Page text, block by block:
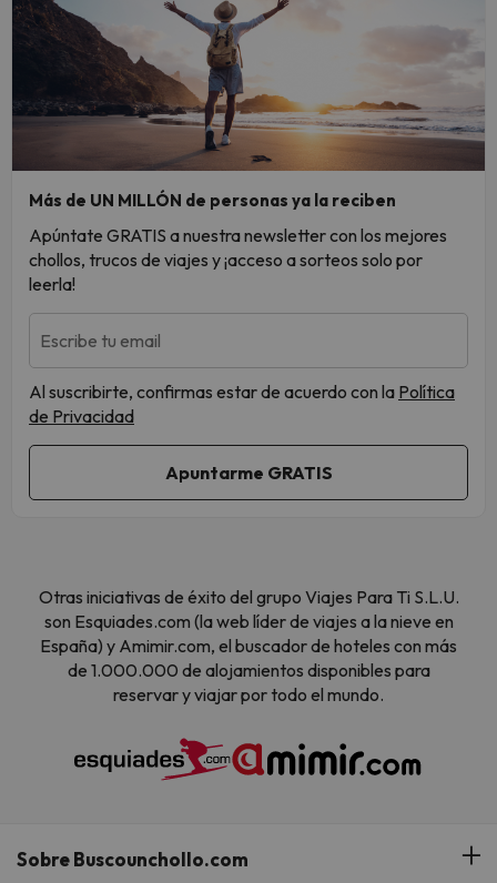
Más de UN MILLÓN de personas ya la reciben
Apúntate GRATIS a nuestra newsletter con los mejores
chollos, trucos de viajes y ¡acceso a sorteos solo por
leerla!
Escribe tu email
Al suscribirte, confirmas estar de acuerdo con la Política
de Privacidad
Otras iniciativas de éxito del grupo Viajes Para Ti S.L.U.
son Esquiades.com (la web líder de viajes a la nieve en
España) y Amimir.com, el buscador de hoteles con más
de 1.000.000 de alojamientos disponibles para
reservar y viajar por todo el mundo.
Sobre Buscounchollo.com